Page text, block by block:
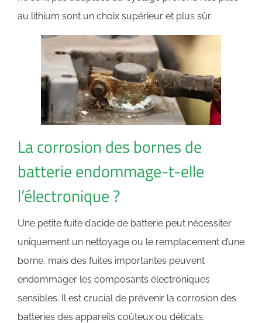
au lithium sont un choix supérieur et plus sûr.
La corrosion des bornes de
batterie endommage-t-elle
l’électronique ?
Une petite fuite d’acide de batterie peut nécessiter
uniquement un nettoyage ou le remplacement d’une
borne, mais des fuites importantes peuvent
endommager les composants électroniques
sensibles. Il est crucial de prévenir la corrosion des
batteries des appareils coûteux ou délicats.